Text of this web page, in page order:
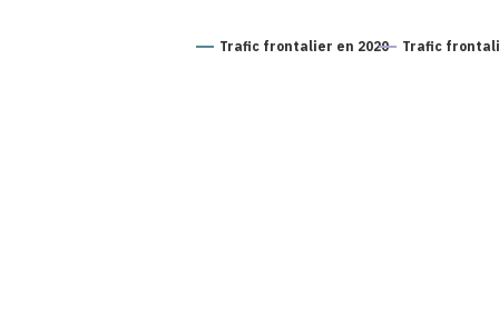
Trafic frontalier en 2020 Trafic